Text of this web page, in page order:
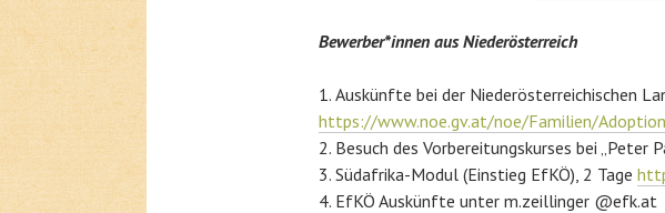
Bewerber*innen aus Niederösterreich
Auskünfte bei der Niederösterreichischen
https://www.noe.gv.at/noe/Familien/
Besuch des Vorbereitungskurses bei „Peter
Südafrika-Modul (Einstieg EfKÖ), 2 Tage
EfKÖ Auskünfte unter m.zeillinger